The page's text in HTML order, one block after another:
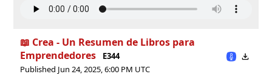
📖 Crea - Un Resumen de Libros para
Emprendedores
E344
Published Jun 24, 2025, 6:00 PM UTC